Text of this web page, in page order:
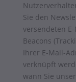
Sie den
versendeten
Beacons
Ihrer E-Mail-
verknüpft
wann Sie